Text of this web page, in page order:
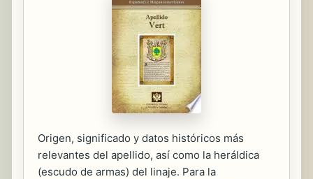
Origen, significado y datos históricos más
relevantes del apellido, así como la heráldica
(escudo de armas) del linaje. Para la